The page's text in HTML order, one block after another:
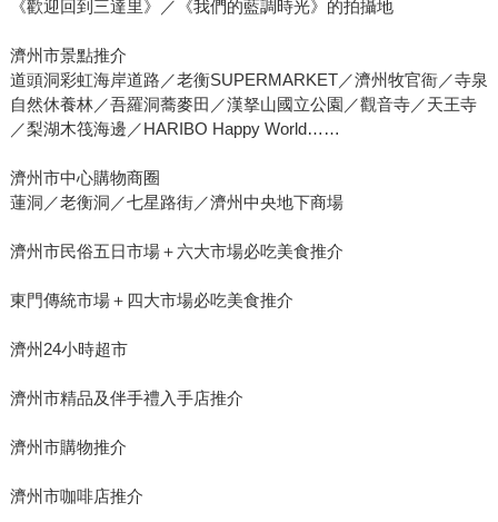
《歡迎回到三達里》／《我們的藍調時光》的拍攝地
濟州市景點推介
道頭洞彩虹海岸道路／老衡SUPERMARKET／濟州牧官衙／寺泉
自然休養林／吾羅洞蕎麥田／漢拏山國立公園／觀音寺／天王寺
／梨湖木筏海邊／HARIBO Happy World……
濟州市中心購物商圈
蓮洞／老衡洞／七星路街／濟州中央地下商場
濟州市民俗五日市場＋六大市場必吃美食推介
東門傳統市場＋四大市場必吃美食推介
濟州24小時超市
濟州市精品及伴手禮入手店推介
濟州市購物推介
濟州市咖啡店推介